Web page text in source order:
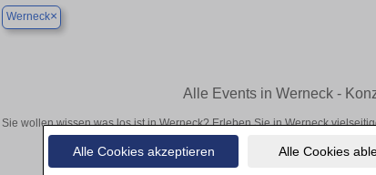
Alle Cookies akzeptieren Alle Cookies
Werneck×
Alle Events in Werneck -
Sie wollen wissen was los ist in Werneck? Erleben Sie in Werneck
oder aufregende Veranstaltungen in